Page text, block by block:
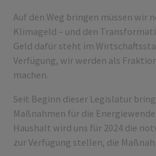
Auf den Weg bringen müssen wir
Klimageld – und den
Geld dafür steht im
Verfügung, wir werden als
machen.
Seit Beginn dieser Legislatur
Maßnahmen für die
Haushalt wird uns für 2024 die
zur Verfügung stellen, die